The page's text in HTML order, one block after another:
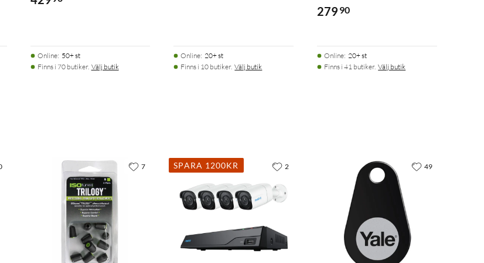
Online: 50+ st
Finns i 70 butiker. Välj butik
Online: 20+ st
Finns i 10 butiker. Välj butik
279 90
Online: 20+ st
Finns i 41 butiker. Välj butik
7 SPARA 1200KR 2 49